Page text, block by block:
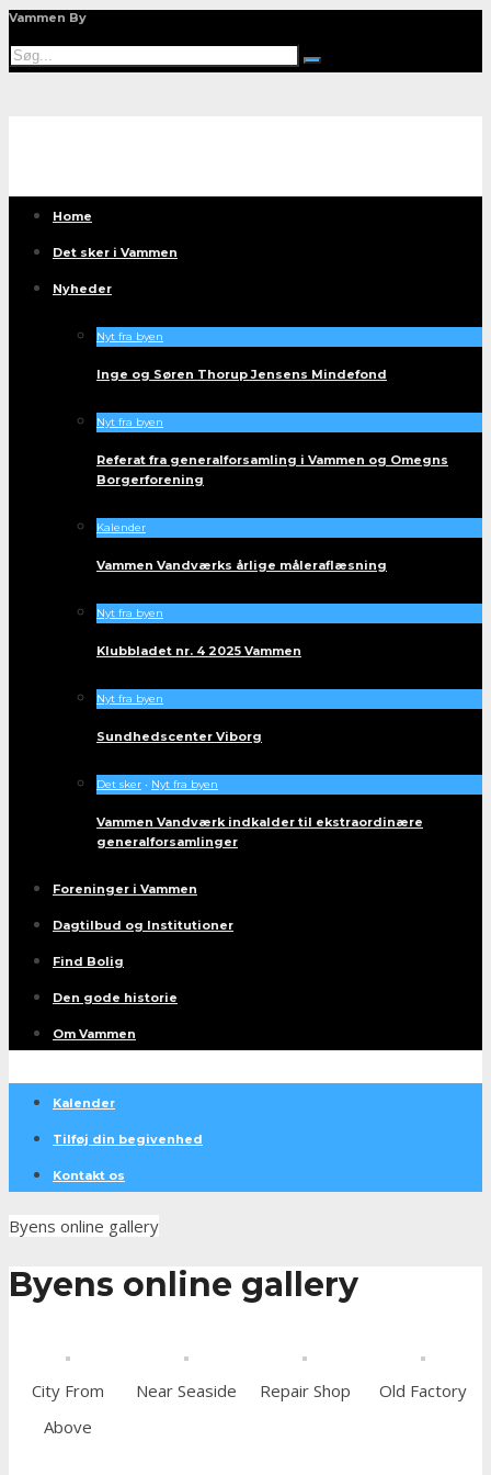
Vammen By
Home
Det sker i Vammen
Nyheder
Nyt fra byen
Inge og Søren Thorup Jensens Mindefond
Nyt fra byen
Referat fra generalforsamling i Vammen og Omegns
Borgerforening
Kalender
Vammen Vandværks årlige måleraflæsning
Nyt fra byen
Klubbladet nr. 4 2025 Vammen
Nyt fra byen
Sundhedscenter Viborg
Det sker • Nyt fra byen
Vammen Vandværk indkalder til ekstraordinære
generalforsamlinger
Foreninger i Vammen
Dagtilbud og Institutioner
Find Bolig
Den gode historie
Om Vammen
Kalender
Tilføj din begivenhed
Kontakt os
Byens online gallery
Byens online gallery
City From
Above
Near Seaside Repair Shop Old Factory